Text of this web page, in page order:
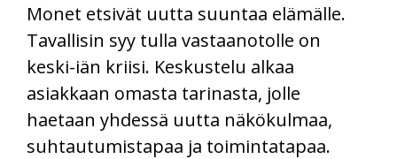
Monet etsivät uutta suuntaa elämälle.
Tavallisin syy tulla vastaanotolle on
keski-iän kriisi. Keskustelu alkaa
asiakkaan omasta tarinasta, jolle
haetaan yhdessä uutta näkökulmaa,
suhtautumistapaa ja toimintatapaa.